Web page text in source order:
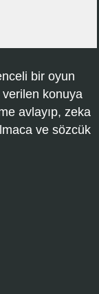
bir oyun
konuya
avlayıp, zeka
ve sözcük